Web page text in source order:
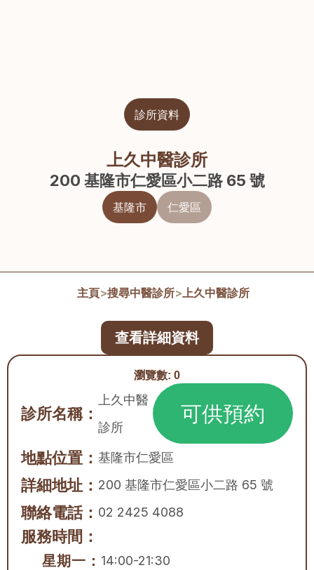
診所資料
上久中醫診所
200 基隆市仁愛區小二路 65 號
基隆市 仁愛區
主頁>搜尋中醫診所>上久中醫診所
瀏覽數: 0
診所名稱：
上久中醫
診所
可供預約
地點位置： 基隆市仁愛區
詳細地址： 200 基隆市仁愛區小二路 65 號
聯絡電話： 02 2425 4088
服務時間：
星期一： 14:00-21:30
查看詳細資料